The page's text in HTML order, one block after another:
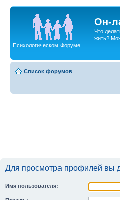
Он-
Что
жить?
Психологическом Форуме
Список форумов
Для просмотра профилей вы
Имя пользователя: